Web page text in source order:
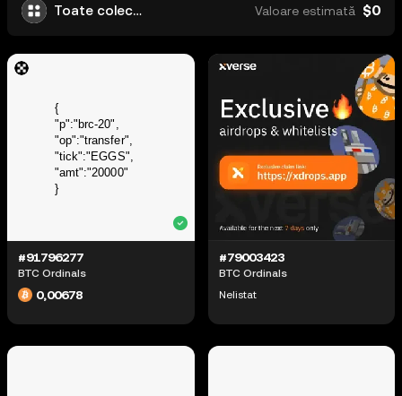
Toate colecțiile Valoare estimată $0
#91796277
BTC Ordinals
0,00678
#79003423
BTC Ordinals
Nelistat